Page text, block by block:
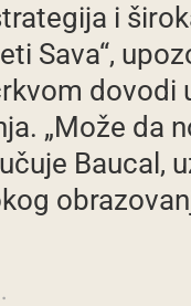
i
Sava“,
dovodi
„Može da
Baucal,